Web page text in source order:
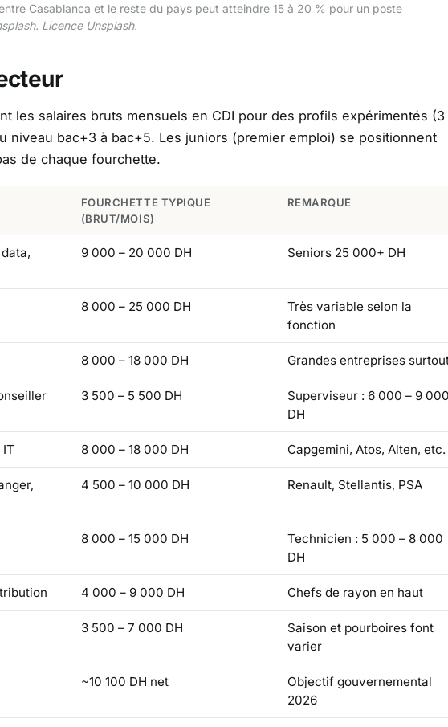
Casablanca et le reste du pays peut atteindre 15 à 20 % pour un poste
Licence Unsplash.
les salaires bruts mensuels en CDI pour des profils expérimentés (3
niveau bac+3 à bac+5. Les juniors (premier emploi) se positionnent
de chaque fourchette.
FOURCHETTE TYPIQUE
(BRUT/MOIS)
REMARQUE
9 000 – 20 000 DH Seniors 25 000+ DH
8 000 – 25 000 DH
Très variable selon la
fonction
8 000 – 18 000 DH Grandes entreprises
3 500 – 5 500 DH
Superviseur : 6 000 – 9
DH
8 000 – 18 000 DH Capgemini, Atos, Alten, etc.
4 500 – 10 000 DH Renault, Stellantis, PSA
8 000 – 15 000 DH
Technicien : 5 000 – 8 000
DH
4 000 – 9 000 DH Chefs de rayon en haut
3 500 – 7 000 DH
Saison et pourboires font
varier
~10 100 DH net
Objectif gouvernemental
2026